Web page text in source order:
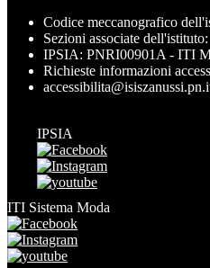
Codice meccanografico
Sezioni associate dell'istituto:
IPSIA: PNRI00901A - ITI
Richieste informazioni
IPSIA
ITI Sistema Moda